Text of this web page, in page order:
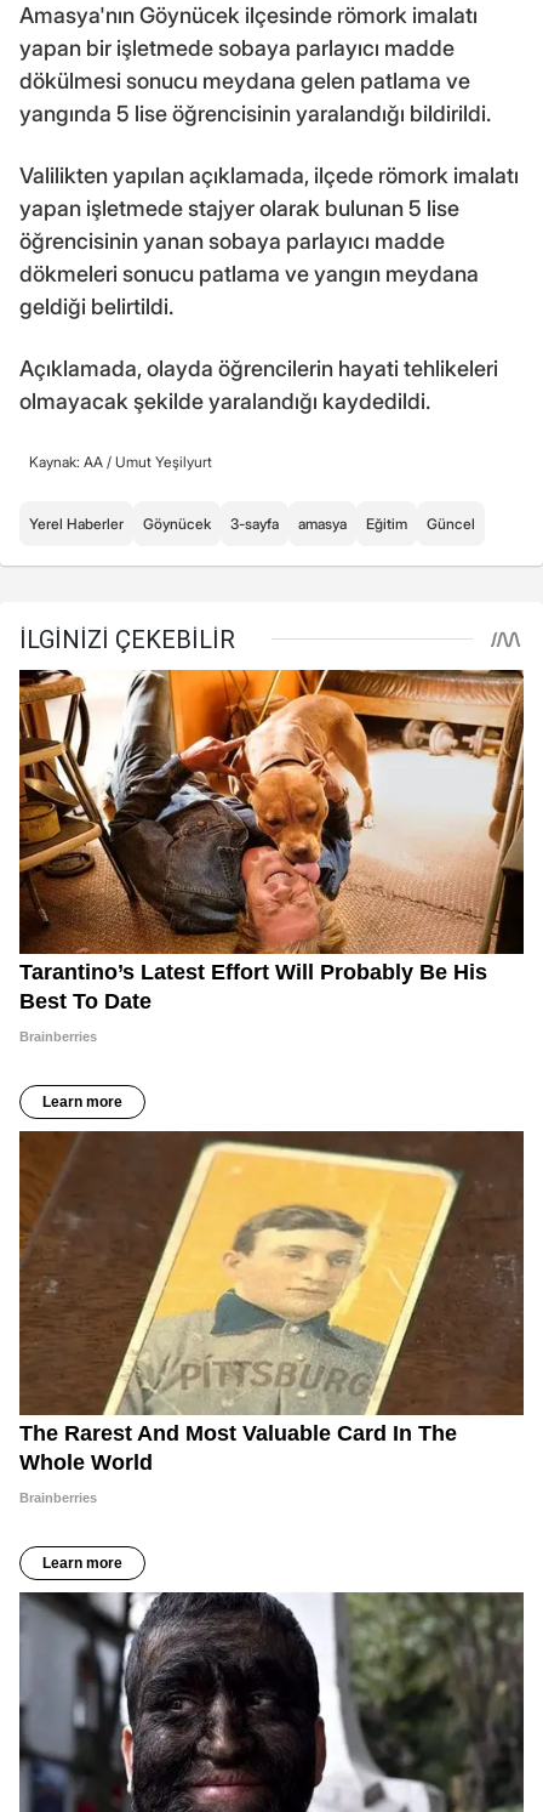
Amasya'nın Göynücek ilçesinde römork imalatı
yapan bir işletmede sobaya parlayıcı madde
dökülmesi sonucu meydana gelen patlama ve
yangında 5 lise öğrencisinin yaralandığı bildirildi.
Valilikten yapılan açıklamada, ilçede römork imalatı
yapan işletmede stajyer olarak bulunan 5 lise
öğrencisinin yanan sobaya parlayıcı madde
dökmeleri sonucu patlama ve yangın meydana
geldiği belirtildi.
Açıklamada, olayda öğrencilerin hayati tehlikeleri
olmayacak şekilde yaralandığı kaydedildi.
Kaynak: AA / Umut Yeşilyurt
Yerel Haberler Göynücek 3-sayfa amasya Eğitim Güncel